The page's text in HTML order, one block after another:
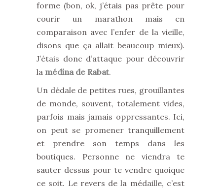
forme (bon, ok, j’étais pas prête pour
courir un marathon mais en
comparaison avec l’enfer de la vieille,
disons que ça allait beaucoup mieux).
J’étais donc d’attaque pour découvrir
la médina de Rabat.
Un dédale de petites rues, grouillantes
de monde, souvent, totalement vides,
parfois mais jamais oppressantes. Ici,
on peut se promener tranquillement
et prendre son temps dans les
boutiques. Personne ne viendra te
sauter dessus pour te vendre quoique
ce soit. Le revers de la médaille, c’est